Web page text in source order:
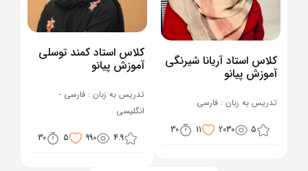
کلاس استاد آریانا شیرنگی
آموزش پیانو
تدریس به زبان : فارسی
5
2030
11
30
کلاس استاد کمند توسلی
آموزش پیانو
تدریس به زبان : فارسی -
انگلیسی
4.9
990
5
30